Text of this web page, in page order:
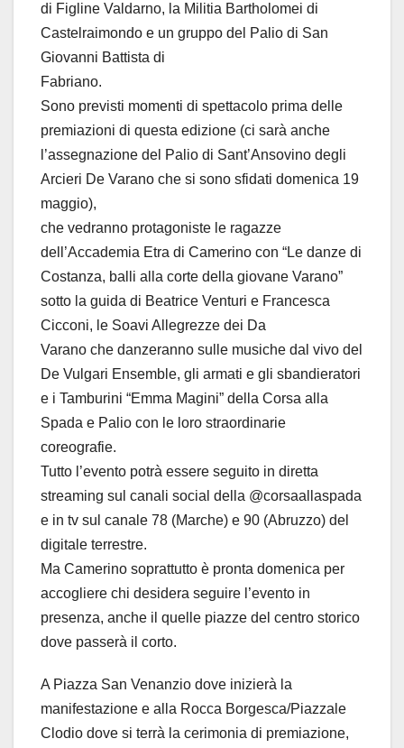
di Figline Valdarno, la Militia Bartholomei di
Castelraimondo e un gruppo del Palio di San
Giovanni Battista di
Fabriano.
Sono previsti momenti di spettacolo prima delle
premiazioni di questa edizione (ci sarà anche
l’assegnazione del Palio di Sant’Ansovino degli
Arcieri De Varano che si sono sfidati domenica 19
maggio),
che vedranno protagoniste le ragazze
dell’Accademia Etra di Camerino con “Le danze di
Costanza, balli alla corte della giovane Varano”
sotto la guida di Beatrice Venturi e Francesca
Cicconi, le Soavi Allegrezze dei Da
Varano che danzeranno sulle musiche dal vivo del
De Vulgari Ensemble, gli armati e gli sbandieratori
e i Tamburini “Emma Magini” della Corsa alla
Spada e Palio con le loro straordinarie
coreografie.
Tutto l’evento potrà essere seguito in diretta
streaming sul canali social della @corsaallaspada
e in tv sul canale 78 (Marche) e 90 (Abruzzo) del
digitale terrestre.
Ma Camerino soprattutto è pronta domenica per
accogliere chi desidera seguire l’evento in
presenza, anche il quelle piazze del centro storico
dove passerà il corto.
A Piazza San Venanzio dove inizierà la
manifestazione e alla Rocca Borgesca/Piazzale
Clodio dove si terrà la cerimonia di premiazione,